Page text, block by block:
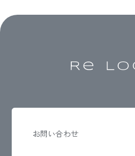
お問い合わせ